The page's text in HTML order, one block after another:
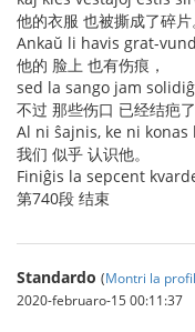
他的衣服 也被撕成了碎片
Ankaŭ li havis grat-
他的 脸上 也有伤痕，
sed la sango jam
不过 那些伤口 已经结疤了
Al ni ŝajnis, ke ni konas
我们 似乎 认识他。
Finiĝis la sepcent
第740段 结束
Standardo (Montri la
2020-februaro-15 00:11:37